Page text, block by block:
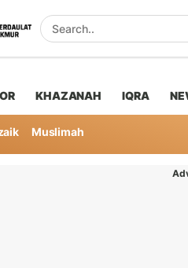
KHAZANAH IQRA
Muslimah